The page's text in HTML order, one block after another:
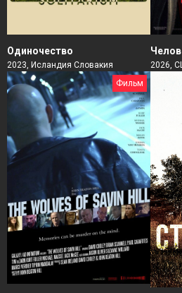
Одиночество
2023, Исландия Словакия
2026,
Фильм